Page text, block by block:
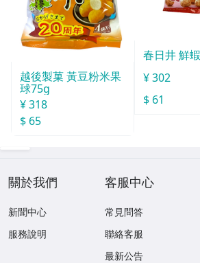
越後製菓 黃豆粉米果
球75g
¥ 318
$ 65
春日井 鮮
¥ 302
$ 61
關於我們
新聞中心
服務說明
客服中心
常見問答
聯絡客服
最新公告